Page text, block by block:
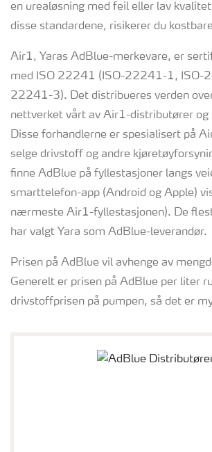
en urealøsning med feil eller lav
disse standardene, risikerer du
Air1, Yaras AdBlue-merkevare, er
med ISO 22241 (ISO-22241-1, ISO-
22241-3). Det distribueres verden
nettverket vårt av Air1-distributører og
Disse forhandlerne er spesialisert på
selge drivstoff og andre
finne AdBlue på fyllestasjoner langs
smarttelefon-app (Android og Apple)
nærmeste Air1-fyllestasjonen). De
har valgt Yara som AdBlue-leverandør.
Prisen på AdBlue vil avhenge av
Generelt er prisen på AdBlue per liter
drivstoffprisen på pumpen, så det er